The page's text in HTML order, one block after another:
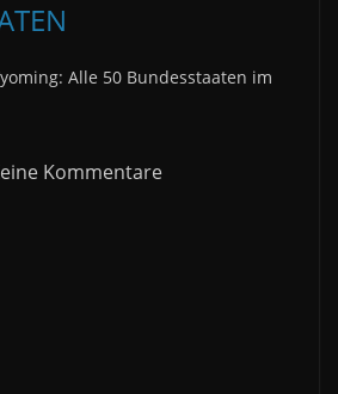
Alle 50 Bundesstaaten im
Kommentare